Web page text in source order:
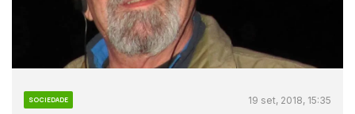
SOCIEDADE 19 set, 2018, 15:35